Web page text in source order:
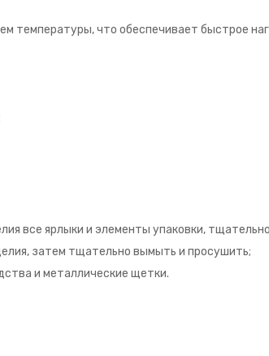
температуры, что обеспечивает быстрое
все ярлыки и элементы упаковки,
затем тщательно вымыть и просушить;
и металлические щетки.